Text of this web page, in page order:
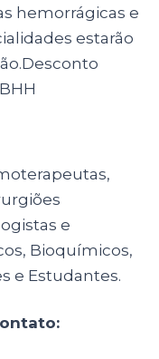
hemorrágicas e
estarão
e
Bioquímicos,
e Estudantes.